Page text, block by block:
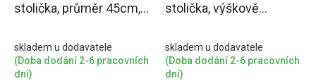
stolička, průměr 45cm,
skladem u dodavatele
(Doba dodání 2-6 pracovních
dní)
stolička, výškově
skladem u dodavatele
(Doba dodání 2-6 pracovních
dní)